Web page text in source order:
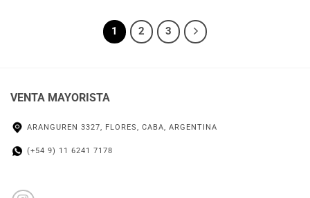
$54,000.00.$45,000.00.
1 2 3
VENTA MAYORISTA
ARANGUREN 3327, FLORES, CABA, ARGENTINA
(+54 9) 11 6241 7178